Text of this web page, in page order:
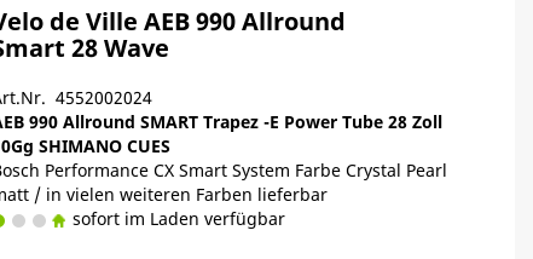
de Ville AEB 990 Allround
28 Wave
4552002024
990 Allround SMART Trapez -E Power Tube 28 Zoll
SHIMANO CUES
Performance CX Smart System Farbe Crystal Pearl
/ in vielen weiteren Farben lieferbar
sofort im Laden verfügbar